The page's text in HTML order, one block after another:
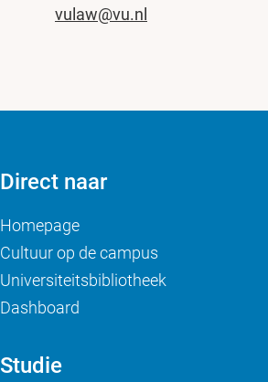
vulaw@vu.nl
Direct naar
Homepage
Cultuur op de campus
Universiteitsbibliotheek
Dashboard
Studie